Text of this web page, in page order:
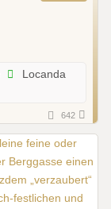
Locanda
642